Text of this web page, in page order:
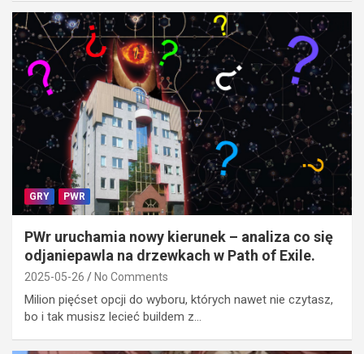
GRY PWR
PWr uruchamia nowy kierunek – analiza co się
odjaniepawla na drzewkach w Path of Exile.
2025-05-26 No Comments
Milion pięćset opcji do wyboru, których nawet nie czytasz,
bo i tak musisz lecieć buildem z…